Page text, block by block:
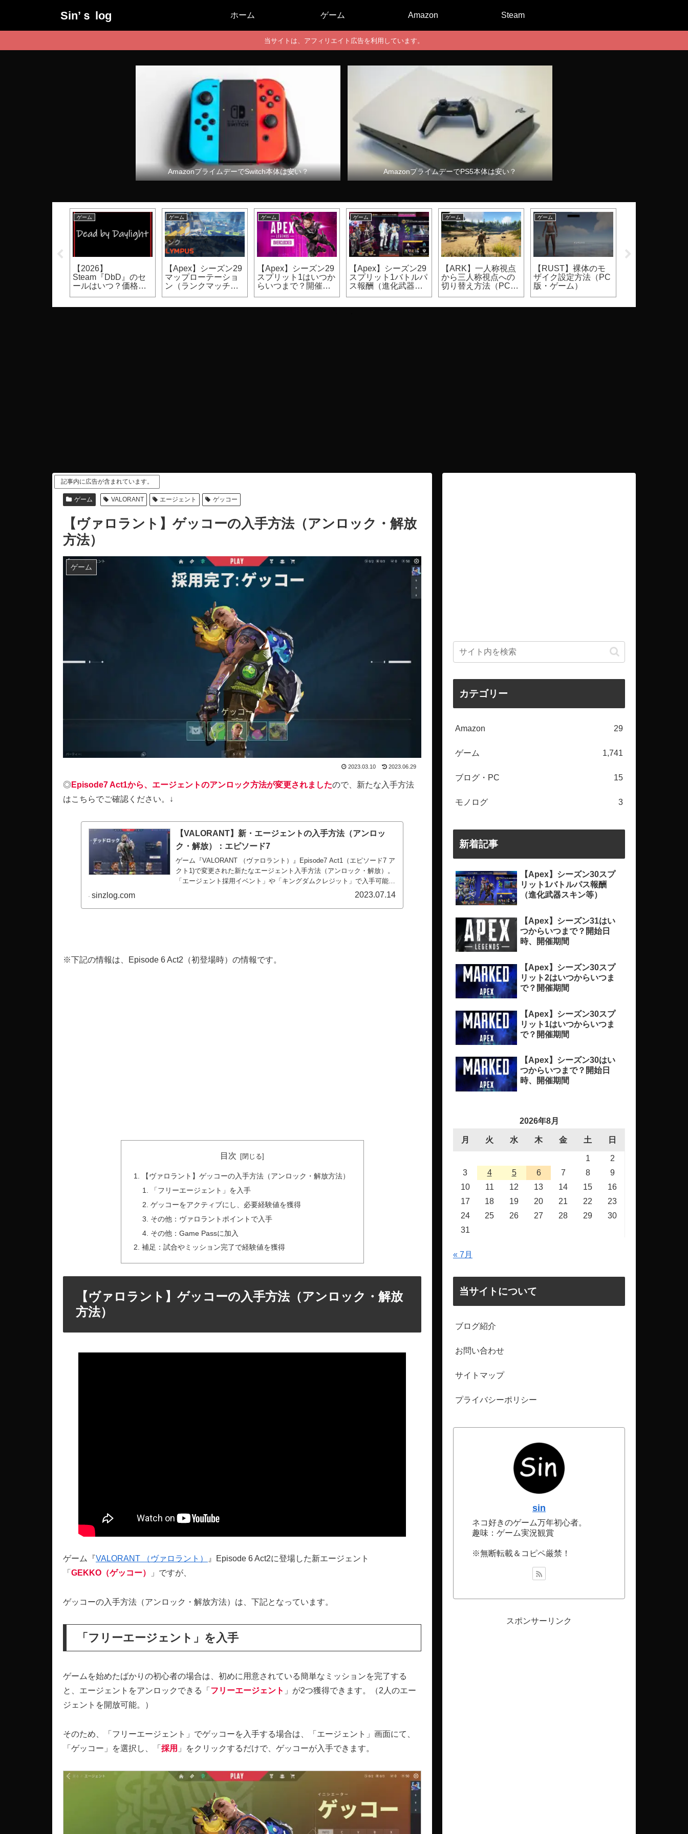
Sin’ｓ log ホーム ゲーム Amazon Steam
当サイトは、アフィリエイト広告を利用しています。
AmazonプライムデーでSwitch本体は安い？ AmazonプライムデーでPS5本体は安い？
ゲーム
【Apex】シーズン30
スプリット1バトルパ
ス報酬（進化武器ス
ゲーム
【Apex】シーズン30
はいつからいつま
で？開始日時、開催
ゲーム
【Apex】シーズン29
はいつからいつま
で？開催期間、終了
ゲーム
【Apex】シーズン29
スプリット2はいつか
らいつまで？開催期
ゲーム
【Apex】シーズン30
マップローテーショ
ン（ランクマッチ、
ゲーム
【Apex】サイバーパ
ンクコラボイベント
限定スキン、入手方
記事内に広告が含まれています。
ゲーム VALORANT エージェント ゲッコー
【ヴァロラント】ゲッコーの入手方法（アンロック・解放
方法）
ゲーム
2023.03.10 2023.06.29
◎Episode7 Act1から、エージェントのアンロック方法が変更されましたので、新たな入手方法
はこちらでご確認ください。↓
【VALORANT】新・エージェントの入手方法（アンロッ
ク・解放）：エピソード7
ゲーム『VALORANT （ヴァロラント）』Episode7 Act1（エピソード7 ア
クト1)で変更された新たなエージェント入手方法（アンロック・解放）。
「エージェント採用イベント」や「キングダムクレジット」で入手可能
sinzlog.com 2023.07.14
※下記の情報は、Episode 6 Act2（初登場時）の情報です。
目次
【ヴァロラント】ゲッコーの入手方法（アンロック・解放方法）
「フリーエージェント」を入手
ゲッコーをアクティブにし、必要経験値を獲得
その他：ヴァロラントポイントで入手
その他：Game Passに加入
補足：試合やミッション完了で経験値を獲得
【ヴァロラント】ゲッコーの入手方法（アンロック・解放
方法）
ゲーム『VALORANT （ヴァロラント）
』Episode 6 Act2に登場した新エージェント
「 GEKKO（ゲッコー） 」ですが、
ゲッコーの入手方法（アンロック・解放方法）は、下記となっています。
「フリーエージェント」を入手
ゲームを始めたばかりの初心者の場合は、初めに用意されている簡単なミッションを完了する
と、エージェントをアンロックできる「 フリーエージェント 」が2つ獲得できます。（2人のエー
ジェントを開放可能。）
そのため、「フリーエージェント」でゲッコーを入手する場合は、「エージェント」画面にて、
「ゲッコー」を選択し、「 採用 」をクリックするだけで、ゲッコーが入手できます。
カテゴリー
Amazon 29
ゲーム 1,741
ブログ・PC 15
モノログ 3
新着記事
【Apex】シーズン30スプ
リット1バトルパス報酬
（進化武器スキン等）
【Apex】シーズン31はい
つからいつまで？開始日
時、開催期間
【Apex】シーズン30スプ
リット2はいつからいつま
で？開催期間
【Apex】シーズン30スプ
リット1はいつからいつま
で？開催期間
【Apex】シーズン30はい
つからいつまで？開始日
時、開催期間
2026年8月
月 火 水 木 金 土 日
1
2
3
4 5 6 7 8
9
10
11 12 13 14 15
16
17
18 19 20 21 22
23
24
25 26 27 28 29
30
31
« 7月
当サイトについて
ブログ紹介
お問い合わせ
サイトマップ
プライバシーポリシー
sin
ネコ好きのゲーム万年初心者。
趣味：ゲーム実況観賞
※無断転載＆コピペ厳禁！
スポンサーリンク